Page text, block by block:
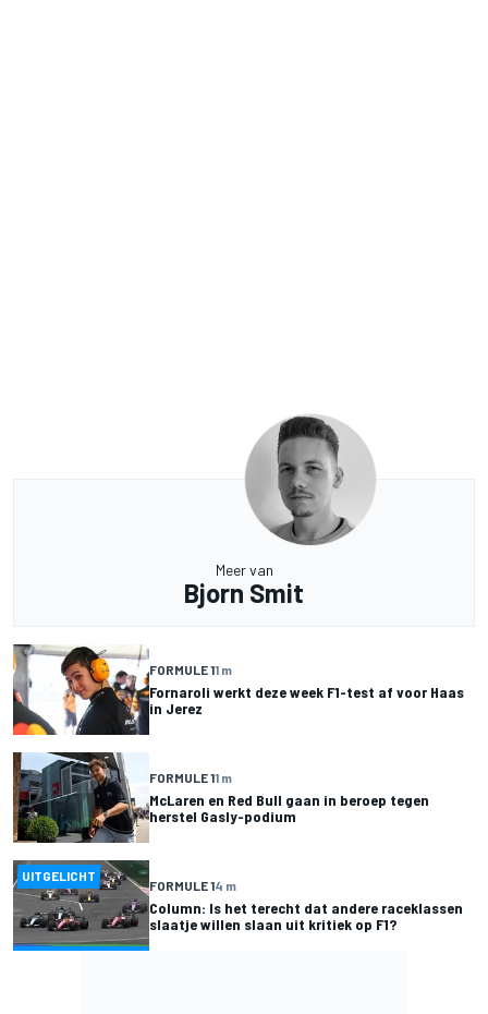
Meer van
Bjorn Smit
FORMULE 11 m
Fornaroli werkt deze week F1-test af voor Haas
in Jerez
FORMULE 11 m
McLaren en Red Bull gaan in beroep tegen
herstel Gasly-podium
UITGELICHT
FORMULE 14 m
Column: Is het terecht dat andere raceklassen
slaatje willen slaan uit kritiek op F1?